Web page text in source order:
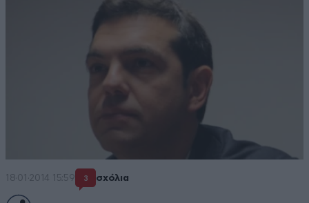
18·01·2014 15:59 3 σχόλια